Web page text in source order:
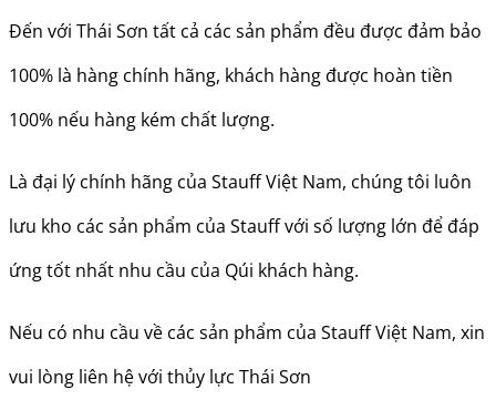
Đến với Thái Sơn tất cả các sản phẩm đều được đảm bảo
100% là hàng chính hãng, khách hàng được hoàn tiền
100% nếu hàng kém chất lượng.
Là đại lý chính hãng của Stauff Việt Nam, chúng tôi luôn
lưu kho các sản phẩm của Stauff với số lượng lớn để đáp
ứng tốt nhất nhu cầu của Qúi khách hàng.
Nếu có nhu cầu về các sản phẩm của Stauff Việt Nam, xin
vui lòng liên hệ với thủy lực Thái Sơn